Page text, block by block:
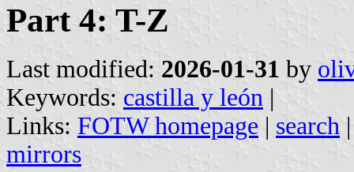
Part 4: T-Z
Last modified: 2026-01-31 by
Keywords: castilla y león |
Links: FOTW homepage | search
mirrors